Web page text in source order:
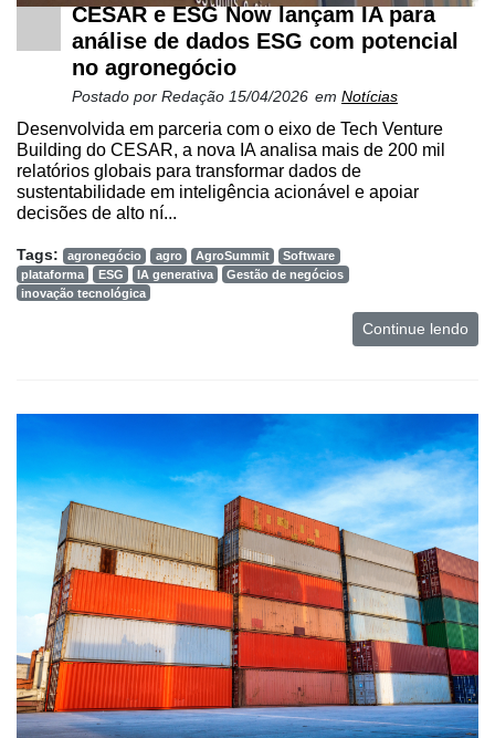
CESAR e ESG Now lançam IA para
análise de dados ESG com potencial
no agronegócio
Postado por Redação 15/04/2026 em Notícias
Desenvolvida em parceria com o eixo de Tech Venture
Building do CESAR, a nova IA analisa mais de 200 mil
relatórios globais para transformar dados de
sustentabilidade em inteligência acionável e apoiar
decisões de alto ní...
Tags: agronegócio agro AgroSummit
Software
plataforma
ESG IA generativa
Gestão de negócios
inovação tecnológica
Continue lendo